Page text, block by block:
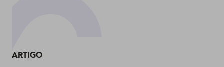
ARTIGO